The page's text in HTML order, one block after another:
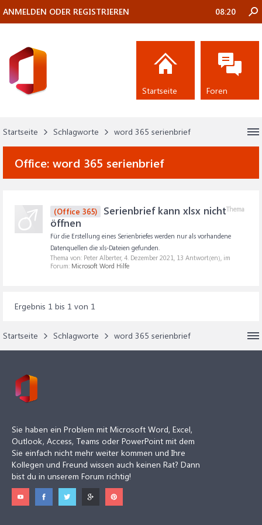
Startseite Schlagworte word 365 serienbrief
Office: word 365 serienbrief
Thema
(Office 365)
Serienbrief kann xlsx nicht
öffnen
Für die Erstellung eines Serienbriefes werden nur als vorhandene
Datenquellen die xls-Dateien gefunden.
Thema von: Peter Alberter, 4. Dezember 2021, 13 Antwort(en), im
Forum: Microsoft Word Hilfe
Ergebnis 1 bis 1 von 1
Startseite Schlagworte word 365 serienbrief
ANMELDEN ODER REGISTRIEREN 08:20
Startseite Foren
Sie haben ein Problem mit Microsoft Word, Excel,
Outlook, Access, Teams oder PowerPoint mit dem
Sie einfach nicht mehr weiter kommen und Ihre
Kollegen und Freund wissen auch keinen Rat? Dann
bist du in unserem Forum richtig!